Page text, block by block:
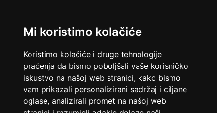
Mi koristimo kolačiće
Koristimo kolačiće i druge tehnologije
praćenja da bismo poboljšali vaše korisničko
iskustvo na našoj web stranici, kako bismo
vam prikazali personalizirani sadržaj i ciljane
oglase, analizirali promet na našoj web